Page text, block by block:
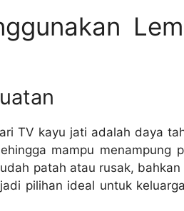
TV kayu jati adalah daya
mampu menampung
patah atau rusak,
pilihan ideal untuk